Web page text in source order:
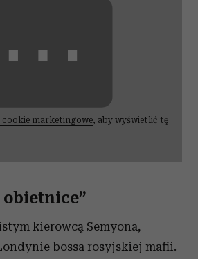
⋯
marketingowe, aby wyświetlić tę
obietnice”
kierowcą Semyona,
bossa rosyjskiej mafii.